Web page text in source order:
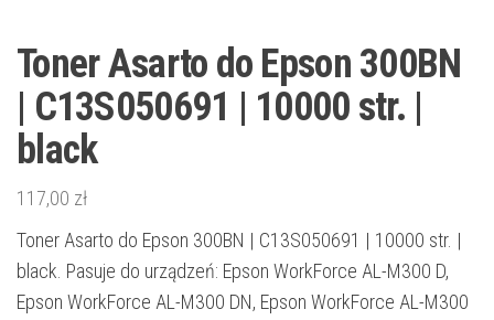
Toner Asarto do Epson 300BN
| C13S050691 | 10000 str. |
black
117,00 zł
Toner Asarto do Epson 300BN | C13S050691 | 10000 str. |
black. Pasuje do urządzeń: Epson WorkForce AL-M300 D,
Epson WorkForce AL-M300 DN, Epson WorkForce AL-M300